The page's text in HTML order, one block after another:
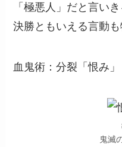
「極悪人」だと言い
決勝ともいえる言動も
血鬼術：分裂「恨み」
鬼滅